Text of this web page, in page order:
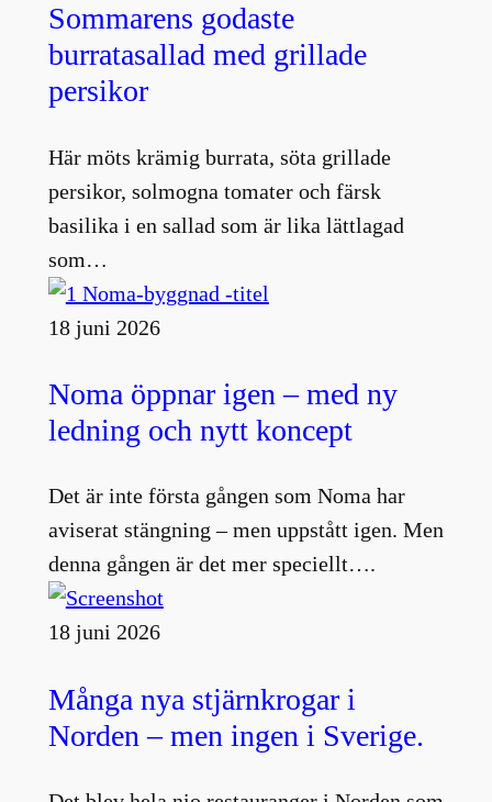
Sommarens godaste
burratasallad med grillade
persikor
Här möts krämig burrata, söta grillade
persikor, solmogna tomater och färsk
basilika i en sallad som är lika lättlagad
som…
18 juni 2026
Noma öppnar igen – med ny
ledning och nytt koncept
Det är inte första gången som Noma har
aviserat stängning – men uppstått igen. Men
denna gången är det mer speciellt….
18 juni 2026
Många nya stjärnkrogar i
Norden – men ingen i Sverige.